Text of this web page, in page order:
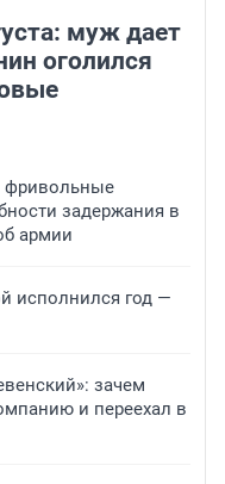
муж дает
оголился
фривольные
задержания в
армии
исполнился год —
зачем
и переехал в